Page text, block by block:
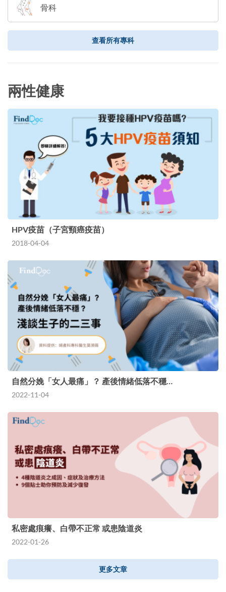
骨科
查看所有專科
兩性健康
HPV疫苗（子宮頸癌疫苗）
2018-04-04
自然分娩「女人最痛」？ 產後情緒低落不穩…
2022-11-04
私密處痕癢、白帶不正常 或患陰道炎
2022-01-26
更多文章